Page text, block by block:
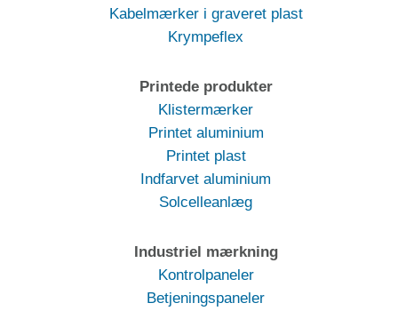
Kabelmærker i graveret plast
Krympeflex
Printede produkter
Klistermærker
Printet aluminium
Printet plast
Indfarvet aluminium
Solcelleanlæg
Industriel mærkning
Kontrolpaneler
Betjeningspaneler